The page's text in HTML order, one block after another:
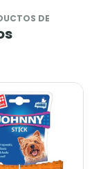
DE